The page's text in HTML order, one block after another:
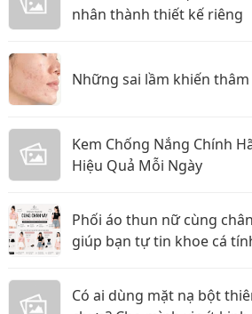
nhân thành thiết kế riêng
Những sai lầm khiến
Kem Chống Nắng Chính
Hiệu Quả Mỗi Ngày
Phối áo thun nữ cùng
giúp bạn tự tin khoe cá
Có ai dùng mặt nạ bột